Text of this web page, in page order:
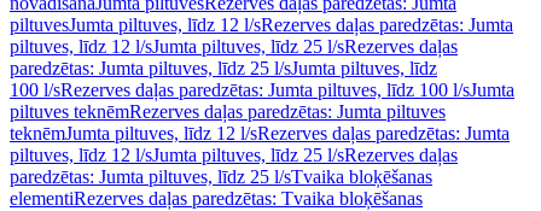
piltuvesJumta piltuves, līdz 12 l/sRezerves daļas paredzētas: Jumta
piltuves, līdz 12 l/sJumta piltuves, līdz 25 l/sRezerves daļas
paredzētas: Jumta piltuves, līdz 25 l/sJumta piltuves, līdz
100 l/sRezerves daļas paredzētas: Jumta piltuves, līdz 100 l/sJumta
piltuves teknēmRezerves daļas paredzētas: Jumta piltuves
teknēmJumta piltuves, līdz 12 l/sRezerves daļas paredzētas: Jumta
piltuves, līdz 12 l/sJumta piltuves, līdz 25 l/sRezerves daļas
paredzētas: Jumta piltuves, līdz 25 l/sTvaika bloķēšanas
elementiRezerves daļas paredzētas: Tvaika bloķēšanas